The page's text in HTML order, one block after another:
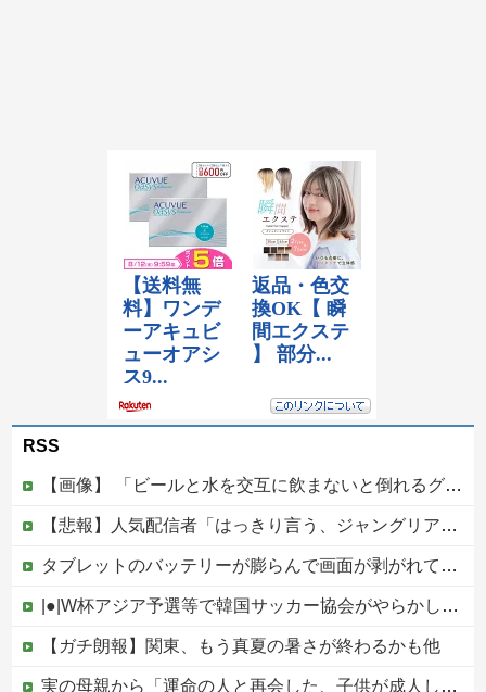
RSS
【画像】 「ビールと水を交互に飲まないと倒れるグラス」発売
【悲報】人気配信者「はっきり言う、ジャングリア沖縄ほんとーーーーーーーーにおもんない！！！！」→炎上
タブレットのバッテリーが膨らんで画面が剥がれてきたんやが
|●|W杯アジア予選等で韓国サッカー協会がやらかしまくりだと発覚、「いきなり共同開催になったしな」と日韓共催の件に言及する声も……
【ガチ朗報】関東、もう真夏の暑さが終わるかも他
実の母親から「運命の人と再会した、子供が成人したら離婚する」とか告白されてマジで引いたんだが！なんやかんや理由つけて子供4人も作っておいて未成年の子供に言う話かよ！